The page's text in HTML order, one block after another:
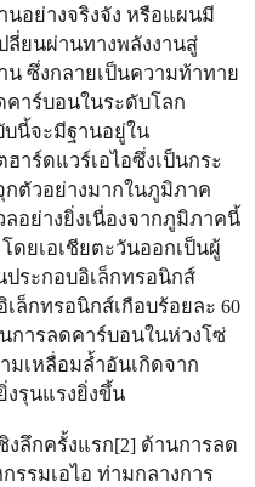
อย่างจริงจัง หรือแผนมี
ลี่ยนผ่านทางพลังงานสู่
ซึ่งกลายเป็นความท้าทาย
าร์บอนในระดับโลก
นี้จะมีฐานอยู่ใน
าร์ดแวร์เอไอซึ่งเป็นกระ
กตัวอย่างมากในภูมิภาค
ลอย่างยิ่งเนื่องจากภูมิภาคนี้
ดยเอเชียตะวันออกเป็นผู้
ระกอบอิเล็กทรอนิกส์
ล็กทรอนิกส์เกือบร้อยละ 60
การลดคาร์บอนในห่วงโซ่
มเหลื่อมล้ำอันเกิดจาก
รุนแรงยิ่งขึ้น
งลึกครั้งแรก[2] ด้านการลด
รมเอไอ ท่ามกลางการ